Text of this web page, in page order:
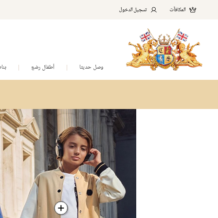
المكافآت تسجيل الدخول
وصل حديثا أطفال رضع